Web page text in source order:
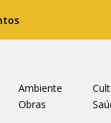
Ambiente
Obras